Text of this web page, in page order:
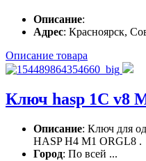
Описание:
Адрес: Красноярск,
Описание товара
Ключ hasp 1C v8
Описание: Ключ для
HASP H4 M1 ORGL8 .
Город: По всей ...